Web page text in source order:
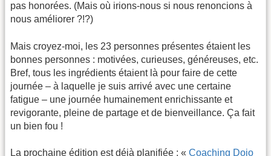
pas honorées. (Mais où irions-nous si nous renoncions à
nous améliorer ?!?)
Mais croyez-moi, les 23 personnes présentes étaient les
bonnes personnes : motivées, curieuses, généreuses, etc.
Bref, tous les ingrédients étaient là pour faire de cette
journée – à laquelle je suis arrivé avec une certaine
fatigue – une journée humainement enrichissante et
revigorante, pleine de partage et de bienveillance. Ça fait
un bien fou !
La prochaine édition est déjà planifiée : « Coaching Dojo